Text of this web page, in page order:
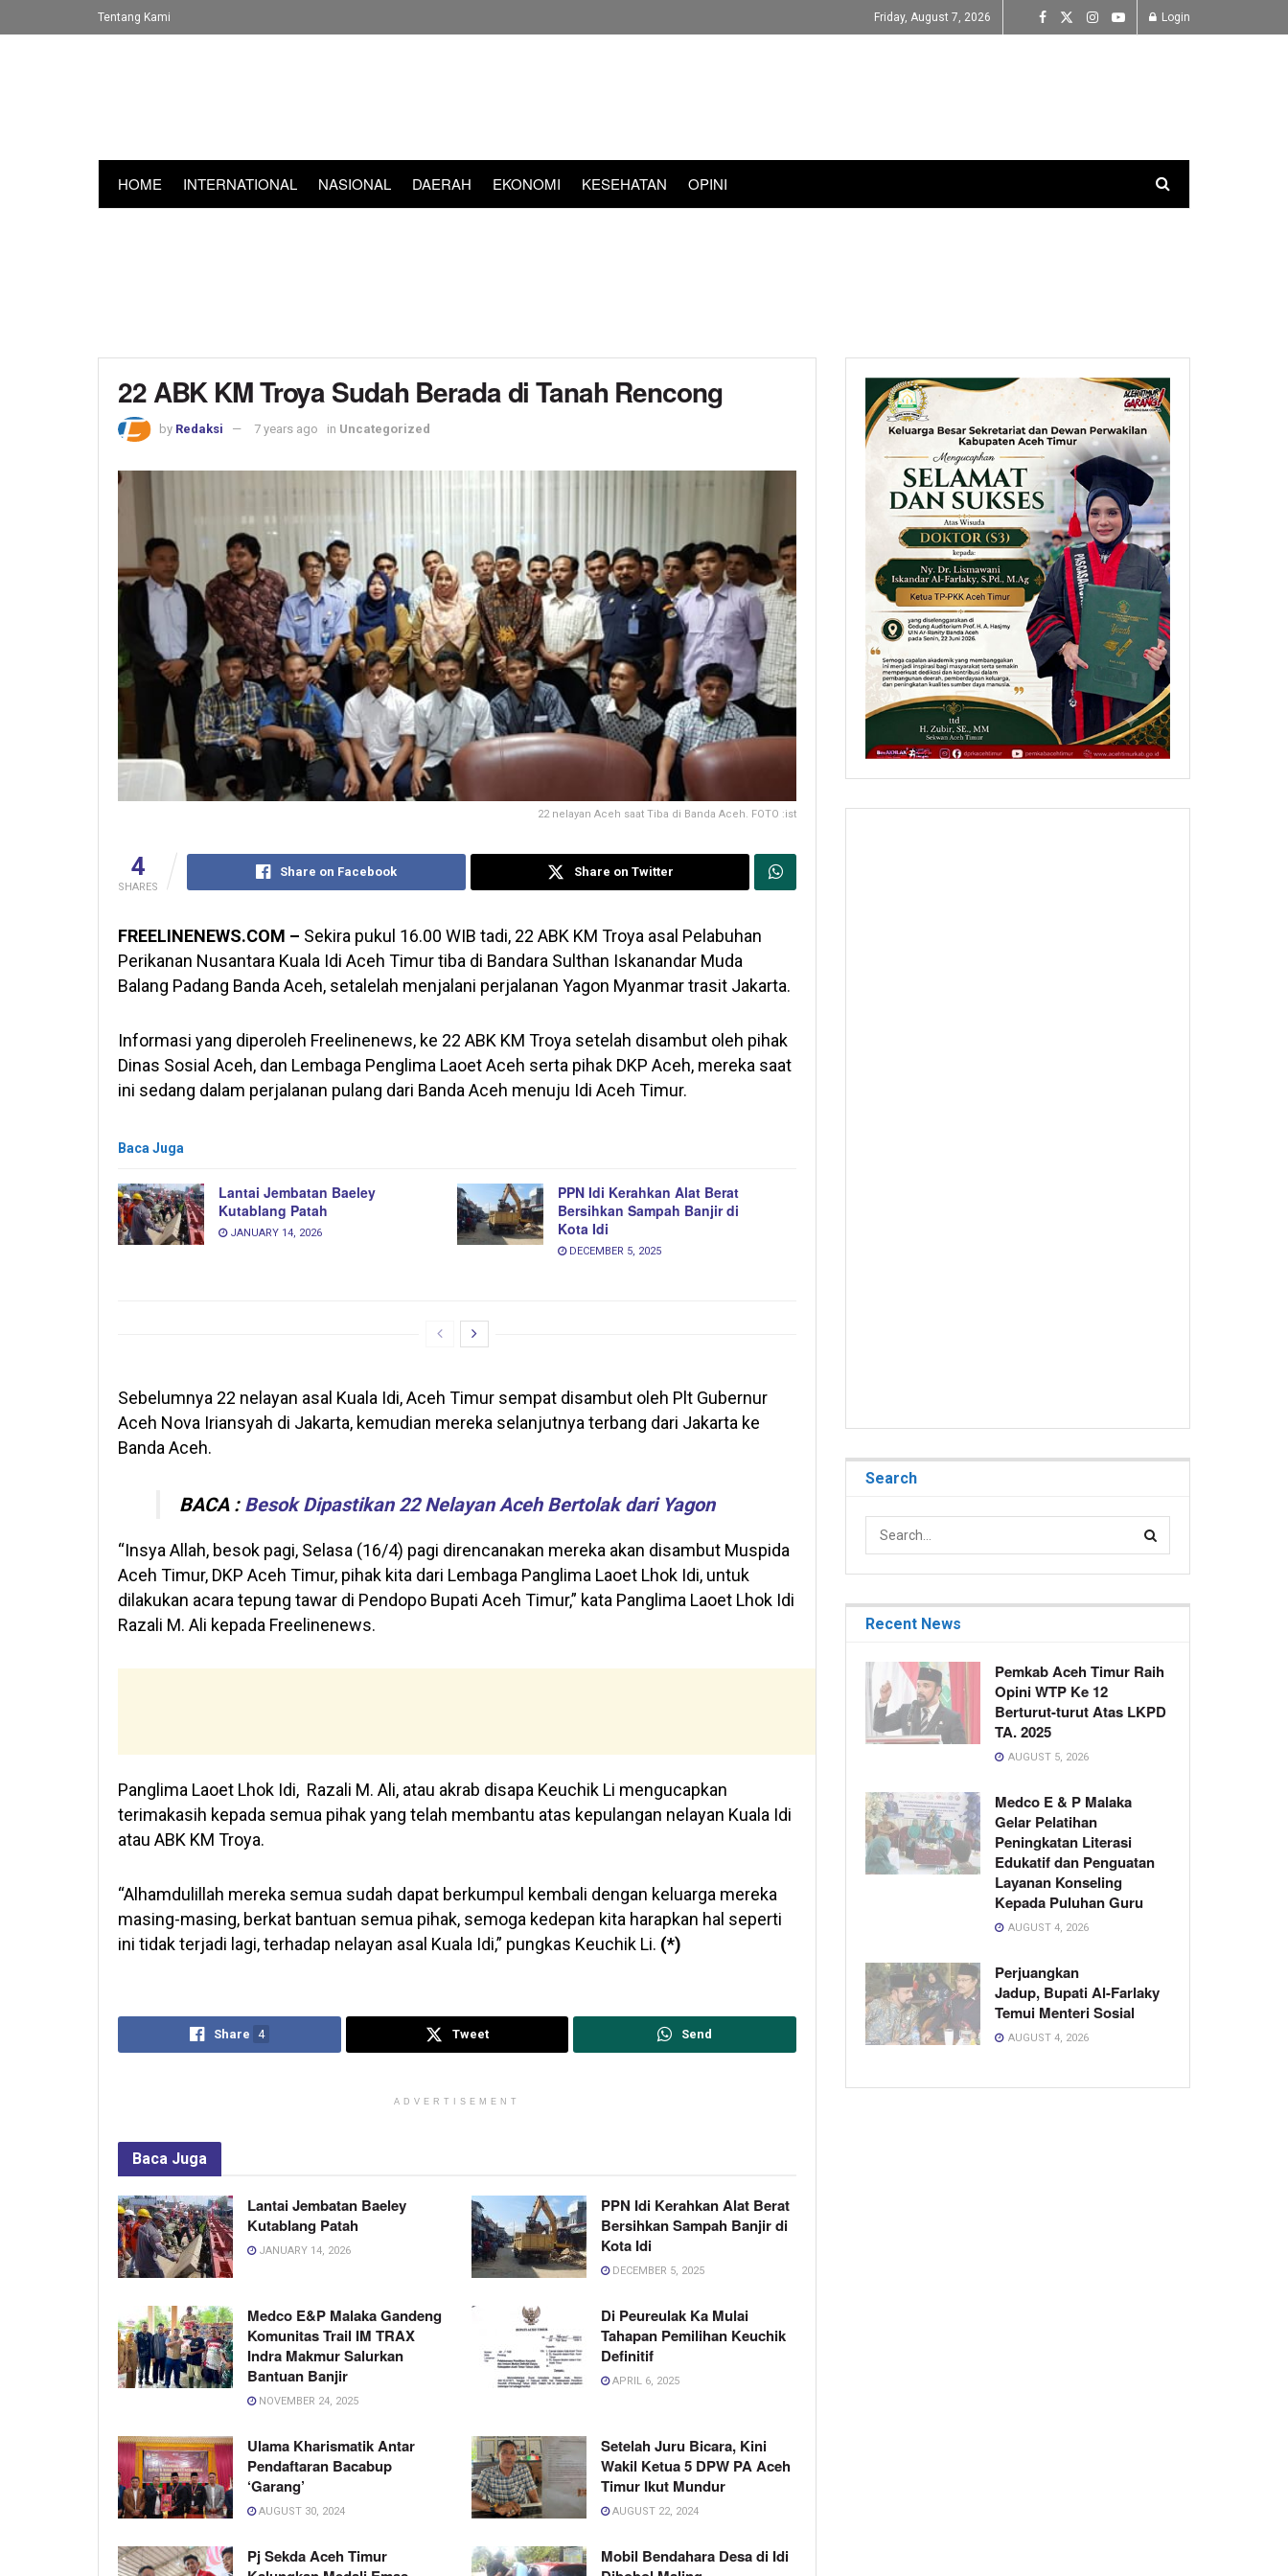
Tentang Kami Friday, August 7, 2026 Login
HOME INTERNATIONAL NASIONAL DAERAH EKONOMI KESEHATAN OPINI
22 ABK KM Troya Sudah Berada di Tanah Rencong
by Redaksi 7 years ago in Uncategorized
22 nelayan Aceh saat Tiba di Banda Aceh. FOTO :ist
4
SHARES
Share on Facebook Share on Twitter
FREELINENEWS.COM – Sekira pukul 16.00 WIB tadi, 22 ABK KM Troya asal Pelabuhan
Perikanan Nusantara Kuala Idi Aceh Timur tiba di Bandara Sulthan Iskanandar Muda
Balang Padang Banda Aceh, setalelah menjalani perjalanan Yagon Myanmar trasit Jakarta.
Informasi yang diperoleh Freelinenews, ke 22 ABK KM Troya setelah disambut oleh pihak
Dinas Sosial Aceh, dan Lembaga Penglima Laoet Aceh serta pihak DKP Aceh, mereka saat
ini sedang dalam perjalanan pulang dari Banda Aceh menuju Idi Aceh Timur.
Baca Juga
Lantai Jembatan Baeley
Kutablang Patah
JANUARY 14, 2026
PPN Idi Kerahkan Alat Berat
Bersihkan Sampah Banjir di
Kota Idi
DECEMBER 5, 2025
Sebelumnya 22 nelayan asal Kuala Idi, Aceh Timur sempat disambut oleh Plt Gubernur
Aceh Nova Iriansyah di Jakarta, kemudian mereka selanjutnya terbang dari Jakarta ke
Banda Aceh.
BACA : Besok Dipastikan 22 Nelayan Aceh Bertolak dari Yagon
“Insya Allah, besok pagi, Selasa (16/4) pagi direncanakan mereka akan disambut Muspida
Aceh Timur, DKP Aceh Timur, pihak kita dari Lembaga Panglima Laoet Lhok Idi, untuk
dilakukan acara tepung tawar di Pendopo Bupati Aceh Timur,” kata Panglima Laoet Lhok Idi
Razali M. Ali kepada Freelinenews.
Panglima Laoet Lhok Idi, Razali M. Ali, atau akrab disapa Keuchik Li mengucapkan
terimakasih kepada semua pihak yang telah membantu atas kepulangan nelayan Kuala Idi
atau ABK KM Troya.
“Alhamdulillah mereka semua sudah dapat berkumpul kembali dengan keluarga mereka
masing-masing, berkat bantuan semua pihak, semoga kedepan kita harapkan hal seperti
ini tidak terjadi lagi, terhadap nelayan asal Kuala Idi,” pungkas Keuchik Li. (*)
Share 4 Tweet Send
ADVERTISEMENT
Baca Juga
Lantai Jembatan Baeley
Kutablang Patah
JANUARY 14, 2026
PPN Idi Kerahkan Alat Berat
Bersihkan Sampah Banjir di
Kota Idi
DECEMBER 5, 2025
Medco E&P Malaka Gandeng
Komunitas Trail IM TRAX
Indra Makmur Salurkan
Bantuan Banjir
NOVEMBER 24, 2025
Di Peureulak Ka Mulai
Tahapan Pemilihan Keuchik
Definitif
APRIL 6, 2025
Ulama Kharismatik Antar
Pendaftaran Bacabup
‘Garang’
AUGUST 30, 2024
Setelah Juru Bicara, Kini
Wakil Ketua 5 DPW PA Aceh
Timur Ikut Mundur
AUGUST 22, 2024
Pj Sekda Aceh Timur
Mobil Bendahara Desa di Idi
Search
Recent News
Pemkab Aceh Timur Raih
Opini WTP Ke 12
Berturut-turut Atas LKPD
TA. 2025
AUGUST 5, 2026
Medco E & P Malaka
Gelar Pelatihan
Peningkatan Literasi
Edukatif dan Penguatan
Layanan Konseling
Kepada Puluhan Guru
AUGUST 4, 2026
Perjuangkan
Jadup, Bupati Al-Farlaky
Temui Menteri Sosial
AUGUST 4, 2026